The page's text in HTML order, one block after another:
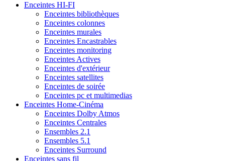
Enceintes HI-FI
Enceintes bibliothèques
Enceintes colonnes
Enceintes murales
Enceintes Encastrables
Enceintes monitoring
Enceintes Actives
Enceintes d'extérieur
Enceintes satellites
Enceintes de soirée
Enceintes pc et multimedias
Enceintes Home-Cinéma
Enceintes Dolby Atmos
Enceintes Centrales
Ensembles 2.1
Ensembles 5.1
Enceintes Surround
Enceintes sans fil